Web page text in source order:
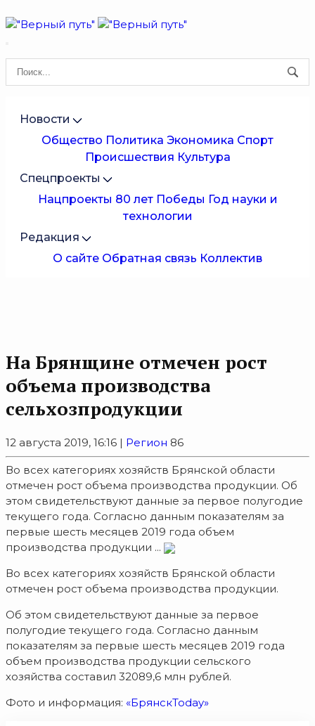
Новости
Общество Политика Экономика Спорт
Происшествия Культура
Спецпроекты
Нацпроекты 80 лет Победы Год науки и
технологии
Редакция
О сайте Обратная связь Коллектив
На Брянщине отмечен рост
объема производства
сельхозпродукции
12 августа 2019, 16:16 | Регион 86
Во всех категориях хозяйств Брянской области
отмечен рост объема производства продукции. Об
этом свидетельствуют данные за первое полугодие
текущего года. Согласно данным показателям за
первые шесть месяцев 2019 года объем
производства продукции ...
Во всех категориях хозяйств Брянской области
отмечен рост объема производства продукции.
Об этом свидетельствуют данные за первое
полугодие текущего года. Согласно данным
показателям за первые шесть месяцев 2019 года
объем производства продукции сельского
хозяйства составил 32089,6 млн рублей.
Фото и информация: «БрянскToday»